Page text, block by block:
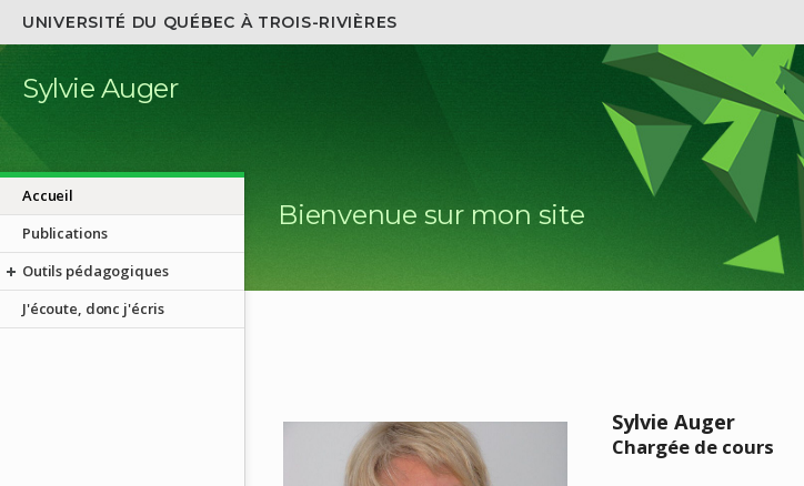
UNIVERSITÉ DU QUÉBEC À TROIS-RIVIÈRES
Sylvie Auger
Accueil
Publications
Outils pédagogiques
J'écoute, donc j'écris
Bienvenue sur mon site
Sylvie Auger
Chargée de cours